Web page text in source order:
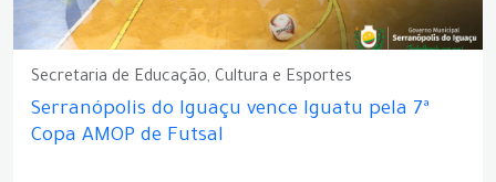
Secretaria de Educação, Cultura e Esportes
Serranópolis do Iguaçu vence Iguatu pela 7ª
Copa AMOP de Futsal